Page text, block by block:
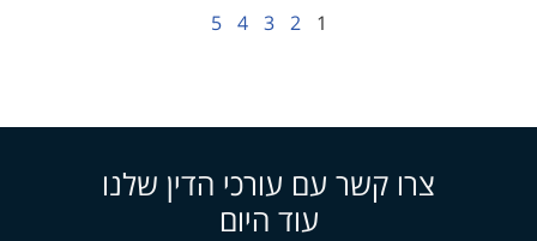
1
2
3
4
5
צרו קשר עם עורכי הדין שלנו
עוד היום